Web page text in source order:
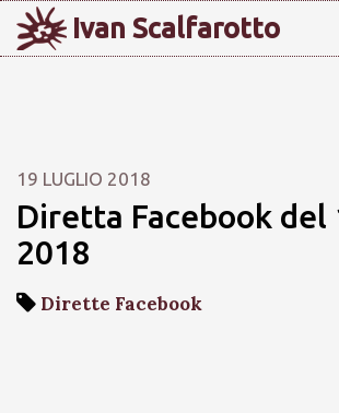
Ivan Scalfarotto
19 LUGLIO 2018
Diretta Facebook del
2018
Dirette Facebook